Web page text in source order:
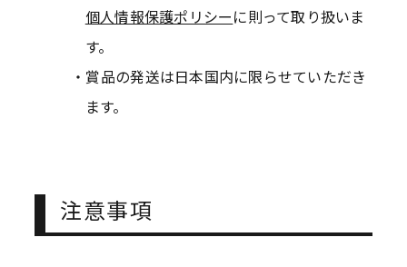
個人情報保護ポリシーに則って取り扱いま
す。
賞品の発送は日本国内に限らせていただき
ます。
注意事項